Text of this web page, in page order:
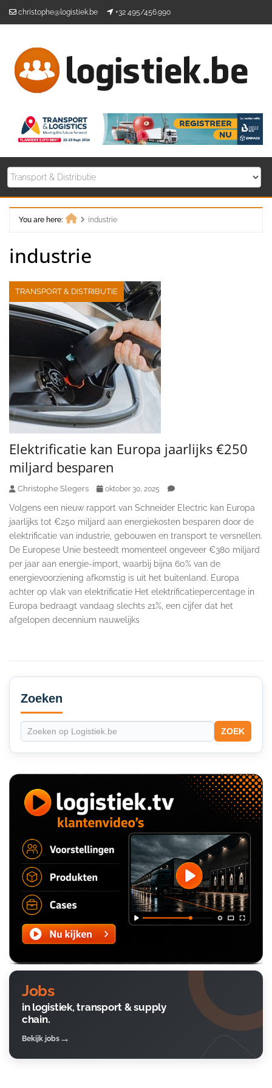
christophe@logistiek.be +32 495/456.990
You are here:
industrie
industrie
TRANSPORT & DISTRIBUTIE
Elektrificatie kan Europa jaarlijks €250
miljard besparen
Christophe Slegers oktober 30, 2025
Volgens een nieuw rapport van Schneider Electric kan Europa
jaarlijks tot €250 miljard aan energiekosten besparen door de
elektrificatie van industrie, gebouwen en transport te versnellen.
De Europese Unie besteedt momenteel ongeveer €380 miljard
per jaar aan energie-import, waarbij bijna 60% van de
energievoorziening afkomstig is uit het buitenland. Europa
achter op vlak van elektrificatie Het elektrificatiepercentage in
Europa bedraagt vandaag slechts 21%, een cijfer dat het
afgelopen decennium nauwelijks
Secondary
Sidebar
Zoeken
ZOEK
Jobs
in logistiek, transport & supply
chain.
Bekijk jobs